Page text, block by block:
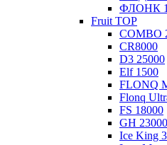
ФЛОНК
Fruit TOP
COMBO
CR8000
D3 25000
Elf 1500
FLONQ
Flonq
FS 18000
GH 23000
Ice King